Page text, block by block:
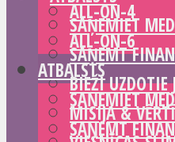
SAŅEMIET
SAŅEMT
BIEŽI UZDOTIE
MISIJA &
ALL-ON-4
ALL-ON-6
ATBALSTS
SAŅEMIET
SAŅEMT